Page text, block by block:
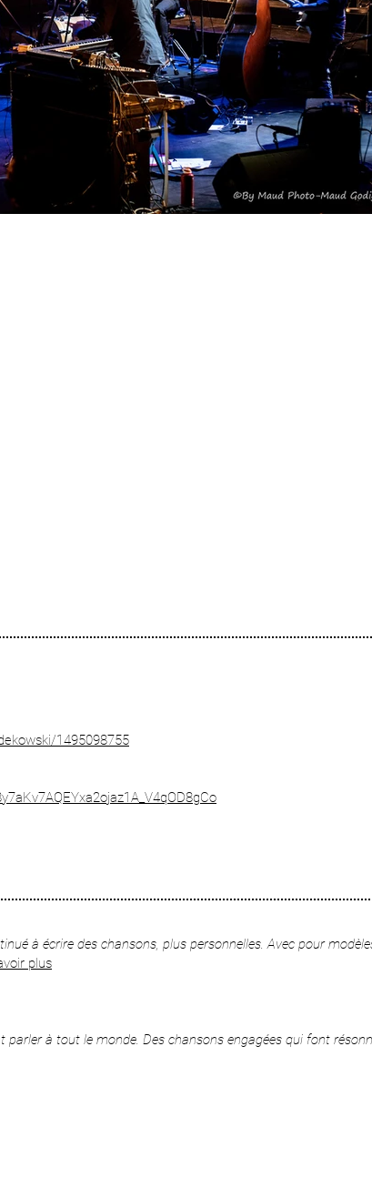
1495098755
à écrire des chansons, plus personnelles. Avec pour
plus
parler à tout le monde. Des chansons engagées qui font